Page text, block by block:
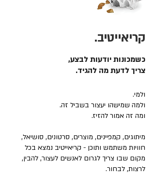
קריאייטיב.
כשמכונות יודעות לבצע,
צריך לדעת מה להגיד.
ולמי.
ולמה שמישהו יעצור בשביל זה.
ומה זה אמור להזיז.
מיתוגים, קמפיינים, מוצרים, סרטונים, סושיאל,
חוויות משתמש ותוכן - קריאייטיב נמצא בכל
מקום שבו צריך לגרום לאנשים לעצור, להבין,
לרצות, לבחור.